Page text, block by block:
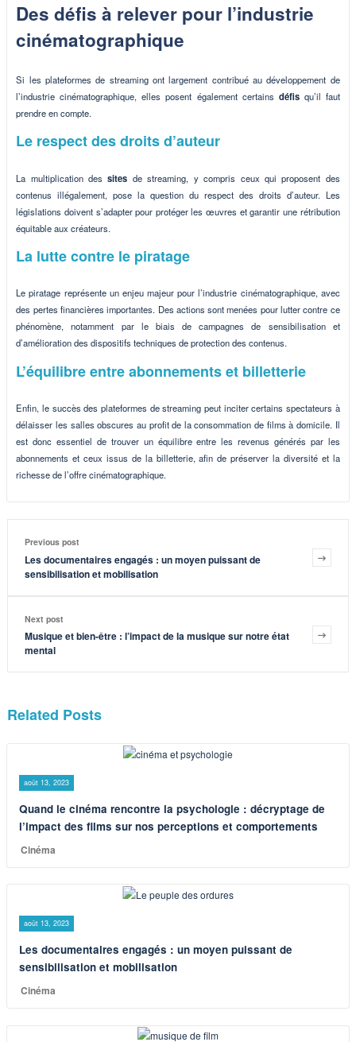
Des défis à relever pour l’industrie
cinématographique
Si les plateformes de streaming ont largement contribué au développement de
l’industrie cinématographique, elles posent également certains défisqu’il faut
prendre en compte.
Le respect des droits d’auteur
La multiplication dessites de streaming, y compris ceux qui proposent des
contenus illégalement, pose la question du respect des droits d’auteur. Les
législations doivent s’adapter pour protéger les œuvres et garantir une rétribution
équitable aux créateurs.
La lutte contre le piratage
Le piratage représente un enjeu majeur pour l’industrie cinématographique, avec
des pertes financières importantes. Des actions sont menées pour lutter contre ce
phénomène, notamment par le biais de campagnes de sensibilisation et
d’amélioration des dispositifs techniques de protection des contenus.
L’équilibre entre abonnements et billetterie
Enfin, le succès des plateformes de streaming peut inciter certains spectateurs à
délaisser les salles obscures au profit de la consommation de films à domicile. Il
est donc essentiel de trouver un équilibre entre les revenus générés par les
abonnements et ceux issus de la billetterie, afin de préserver la diversité et la
richesse de l’offre cinématographique.
Previous post
Les documentaires engagés : un moyen puissant de
sensibilisation et mobilisation
Next post
Musique et bien-être : l’impact de la musique sur notre état
mental
Related Posts
août 13, 2023
Quand le cinéma rencontre la psychologie : décryptage de
l’impact des films sur nos perceptions et comportements
Cinéma
août 13, 2023
Les documentaires engagés : un moyen puissant de
sensibilisation et mobilisation
Cinéma